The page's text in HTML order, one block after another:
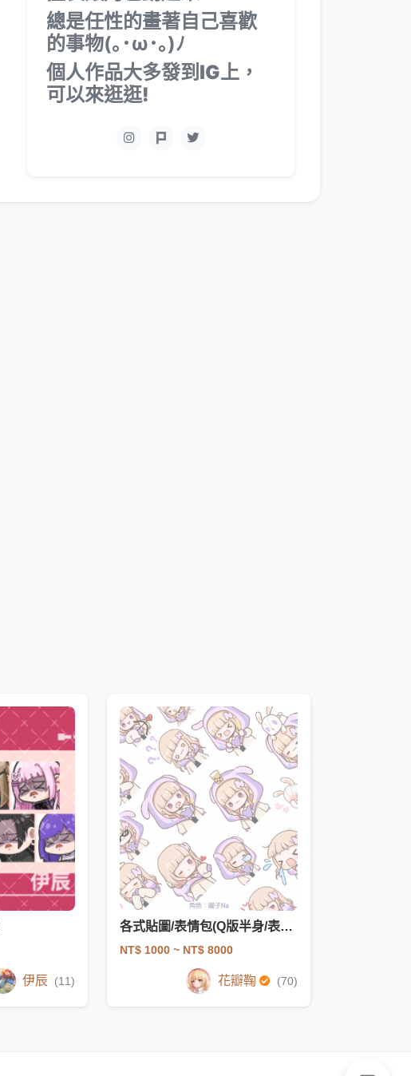
總是任性的畫著自己喜歡
的事物(｡･ω･｡)ﾉ
個人作品大多發到IG上，
可以來逛逛!
伊辰 (11)
各式貼圖/表情包(Q版半身/表情特寫)
NT$ 1000 ~ NT$ 8000
花瓣鞠 (70)